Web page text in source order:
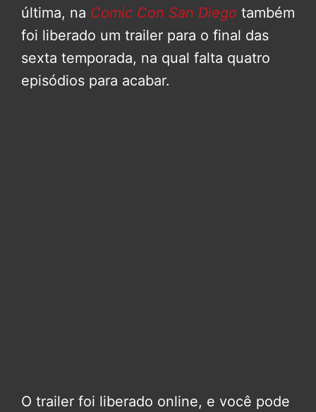
última, na Comic Con San Diego também
foi liberado um trailer para o final das
sexta temporada, na qual falta quatro
episódios para acabar.
O trailer foi liberado online, e você pode